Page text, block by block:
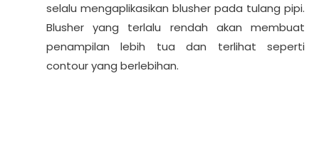
selalu mengaplikasikan blusher pada tulang pipi.
Blusher yang terlalu rendah akan membuat
penampilan lebih tua dan terlihat seperti
contour yang berlebihan.